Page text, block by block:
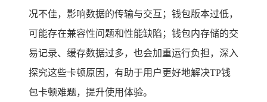
况不佳，影响数据的传输与交互；钱包版本过低，
可能存在兼容性问题和性能缺陷；钱包内存储的交
易记录、缓存数据过多，也会加重运行负担，深入
探究这些卡顿原因，有助于用户更好地解决TP钱
包卡顿难题，提升使用体验。